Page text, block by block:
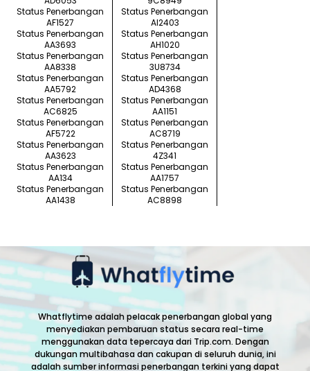
Status Penerbangan
AF1527
Status Penerbangan
AI2403
Status Penerbangan
AA3693
Status Penerbangan
AH1020
Status Penerbangan
AA8338
Status Penerbangan
3U8734
Status Penerbangan
AA5792
Status Penerbangan
AD4368
Status Penerbangan
AC6825
Status Penerbangan
AA1151
Status Penerbangan
AF5722
Status Penerbangan
AC8719
Status Penerbangan
AA3623
Status Penerbangan
4Z341
Status Penerbangan
AA134
Status Penerbangan
AA1757
Status Penerbangan
AA1438
Status Penerbangan
AC8898
Whatflytime adalah pelacak penerbangan global yang
menyediakan pembaruan status secara real-time
menggunakan data tepercaya dari Trip.com. Dengan
dukungan multibahasa dan cakupan di seluruh dunia, ini
adalah sumber informasi penerbangan terkini yang dapat